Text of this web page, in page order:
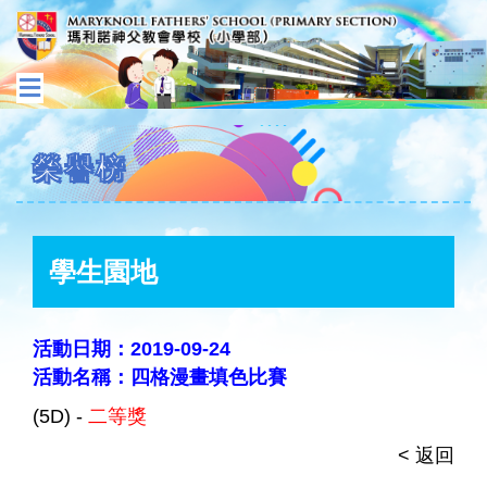
榮譽榜
學生園地
活動日期：2019-09-24
活動名稱：四格漫畫填色比賽
(5D) - 二等獎
< 返回